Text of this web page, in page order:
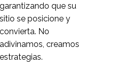
de
UX
2
UX en la
garantizando que su
sitio se posicione y
convierta. No
adivinamos, creamos
estrategias.